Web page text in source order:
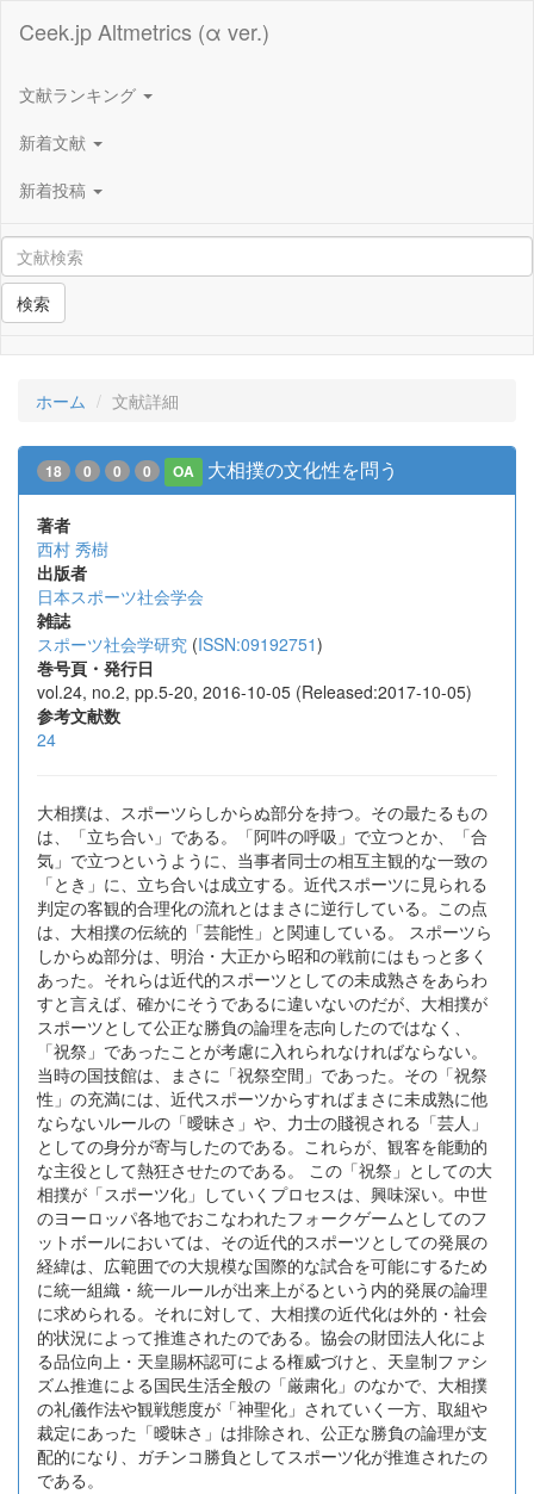
Ceek.jp Altmetrics (α ver.)
文献ランキング
新着文献
新着投稿
検索
ホーム 文献詳細
18 0 0 0 OA 大相撲の文化性を問う
著者
西村 秀樹
出版者
日本スポーツ社会学会
雑誌
スポーツ社会学研究 (ISSN:09192751)
巻号頁・発行日
vol.24, no.2, pp.5-20, 2016-10-05 (Released:2017-10-05)
参考文献数
24
大相撲は、スポーツらしからぬ部分を持つ。その最たるもの
は、「立ち合い」である。「阿吽の呼吸」で立つとか、「合
気」で立つというように、当事者同士の相互主観的な一致の
「とき」に、立ち合いは成立する。近代スポーツに見られる
判定の客観的合理化の流れとはまさに逆行している。この点
は、大相撲の伝統的「芸能性」と関連している。 スポーツら
しからぬ部分は、明治・大正から昭和の戦前にはもっと多く
あった。それらは近代的スポーツとしての未成熟さをあらわ
すと言えば、確かにそうであるに違いないのだが、大相撲が
スポーツとして公正な勝負の論理を志向したのではなく、
「祝祭」であったことが考慮に入れられなければならない。
当時の国技館は、まさに「祝祭空間」であった。その「祝祭
性」の充満には、近代スポーツからすればまさに未成熟に他
ならないルールの「曖昧さ」や、力士の賤視される「芸人」
としての身分が寄与したのである。これらが、観客を能動的
な主役として熱狂させたのである。 この「祝祭」としての大
相撲が「スポーツ化」していくプロセスは、興味深い。中世
のヨーロッパ各地でおこなわれたフォークゲームとしてのフ
ットボールにおいては、その近代的スポーツとしての発展の
経緯は、広範囲での大規模な国際的な試合を可能にするため
に統一組織・統一ルールが出来上がるという内的発展の論理
に求められる。それに対して、大相撲の近代化は外的・社会
的状況によって推進されたのである。協会の財団法人化によ
る品位向上・天皇賜杯認可による権威づけと、天皇制ファシ
ズム推進による国民生活全般の「厳粛化」のなかで、大相撲
の礼儀作法や観戦態度が「神聖化」されていく一方、取組や
裁定にあった「曖昧さ」は排除され、公正な勝負の論理が支
配的になり、ガチンコ勝負としてスポーツ化が推進されたの
である。